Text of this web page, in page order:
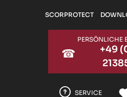
Zum Hauptinhalt springen
SCORPROTECT
☎
PERSÖNLICHE
+49
SERVICE